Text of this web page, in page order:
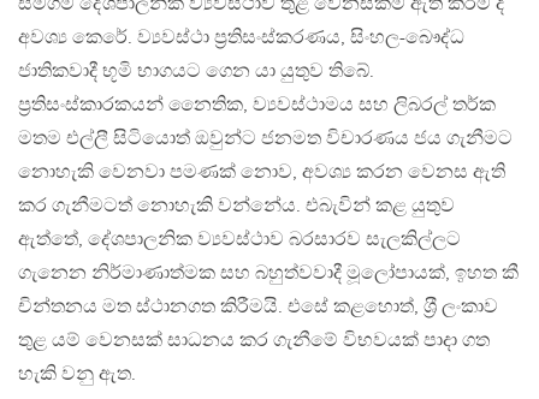
අවශ්‍ය කෙරේ. ව්‍යවස්ථා ප‍්‍රතිසංස්කරණය, සිංහල-බෞද්ධ
ජාතිකවාදී භූමි භාගයට ගෙන යා යුතුව තිබේ.
ප‍්‍රතිසංස්කාරකයන් නෛතික, ව්‍යවස්ථාමය සහ ලිබරල් තර්ක
මතම එල්ලී සිටියොත් ඔවුන්ට ජනමත විචාරණය ජය ගැනීමට
නොහැකි වෙනවා පමණක් නොව, අවශ්‍ය කරන වෙනස ඇති
කර ගැනීමටත් නොහැකි වන්නේය. එබැවින් කළ යුතුව
ඇත්තේ, දේශපාලනික ව්‍යවස්ථාව බරසාරව සැලකිල්ලට
ගැනෙන නිර්මාණාත්මක සහ බහුත්වවාදී මූලෝපායක්, ඉහත කී
චින්තනය මත ස්ථානගත කිරීමයි. එසේ කළහොත්, ශ‍්‍රී ලංකාව
තුළ යම් වෙනසක් සාධනය කර ගැනීමේ විභවයක් පාදා ගත
හැකි වනු ඇත.